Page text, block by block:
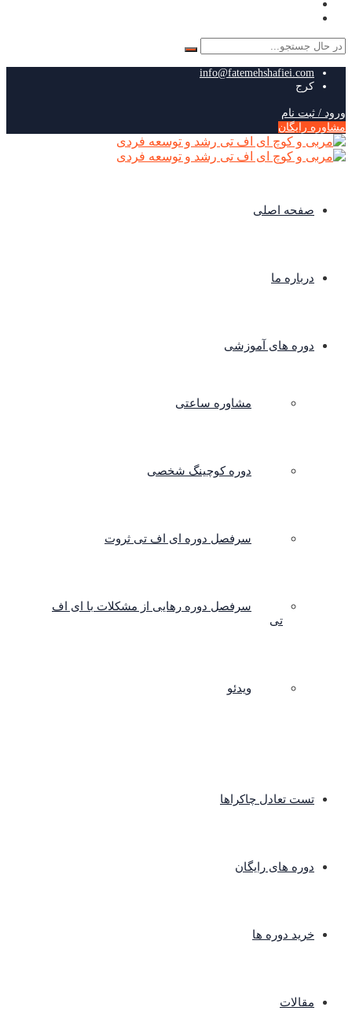
جستجو
info@fatemehshafiei.com
کرج
ورود / ثبت نام
مشاوره رایگان
صفحه اصلی
درباره ما
دوره های آموزشی
مشاوره ساعتی
دوره کوچینگ شخصی
سرفصل دوره ای اف تی ثروت
سرفصل دوره رهایی از مشکلات با ای اف
تی
ویدئو
تست تعادل چاکراها
دوره های رایگان
خرید دوره ها
مقالات